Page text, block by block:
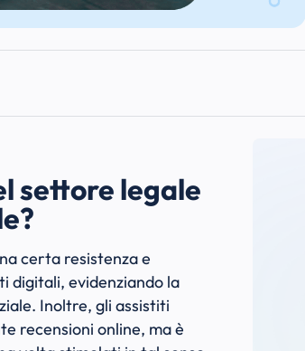
settore legale
certa resistenza e
digitali, evidenziando la
Inoltre, gli assistiti
recensioni online, ma è